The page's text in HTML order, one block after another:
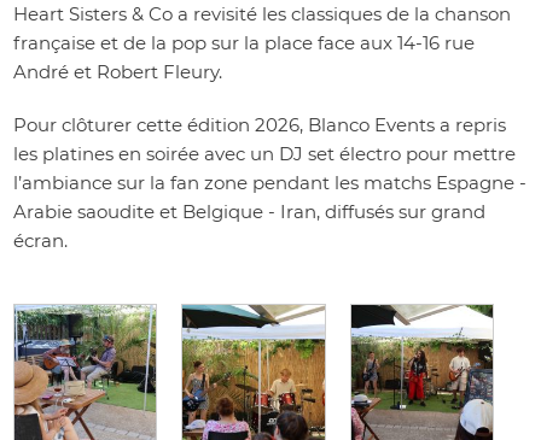
Heart Sisters & Co a revisité les classiques de la chanson
française et de la pop sur la place face aux 14-16 rue
André et Robert Fleury.
Pour clôturer cette édition 2026, Blanco Events a repris
les platines en soirée avec un DJ set électro pour mettre
l’ambiance sur la fan zone pendant les matchs Espagne -
Arabie saoudite et Belgique - Iran, diffusés sur grand
écran.